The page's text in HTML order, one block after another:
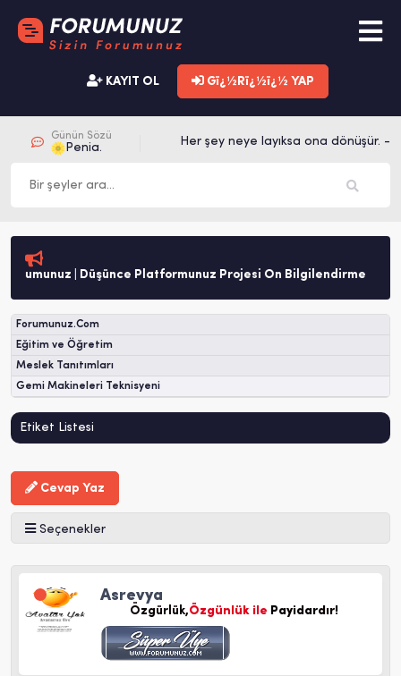
KAYIT OL Gï¿½Rï¿½ï¿½ YAP
Günün Sözü
Penia.
Her şey neye layıksa ona dönüşür. -
| Düşünce Platformunuz Projesi Ön Bilgilendirme
Forumunuz.Com
Eğitim ve Öğretim
Meslek Tanıtımları
Gemi Makineleri Teknisyeni
Etiket Listesi
Cevap Yaz
Seçenekler
Asrevya
Özgürlük,Özgünlük ile Payidardır!